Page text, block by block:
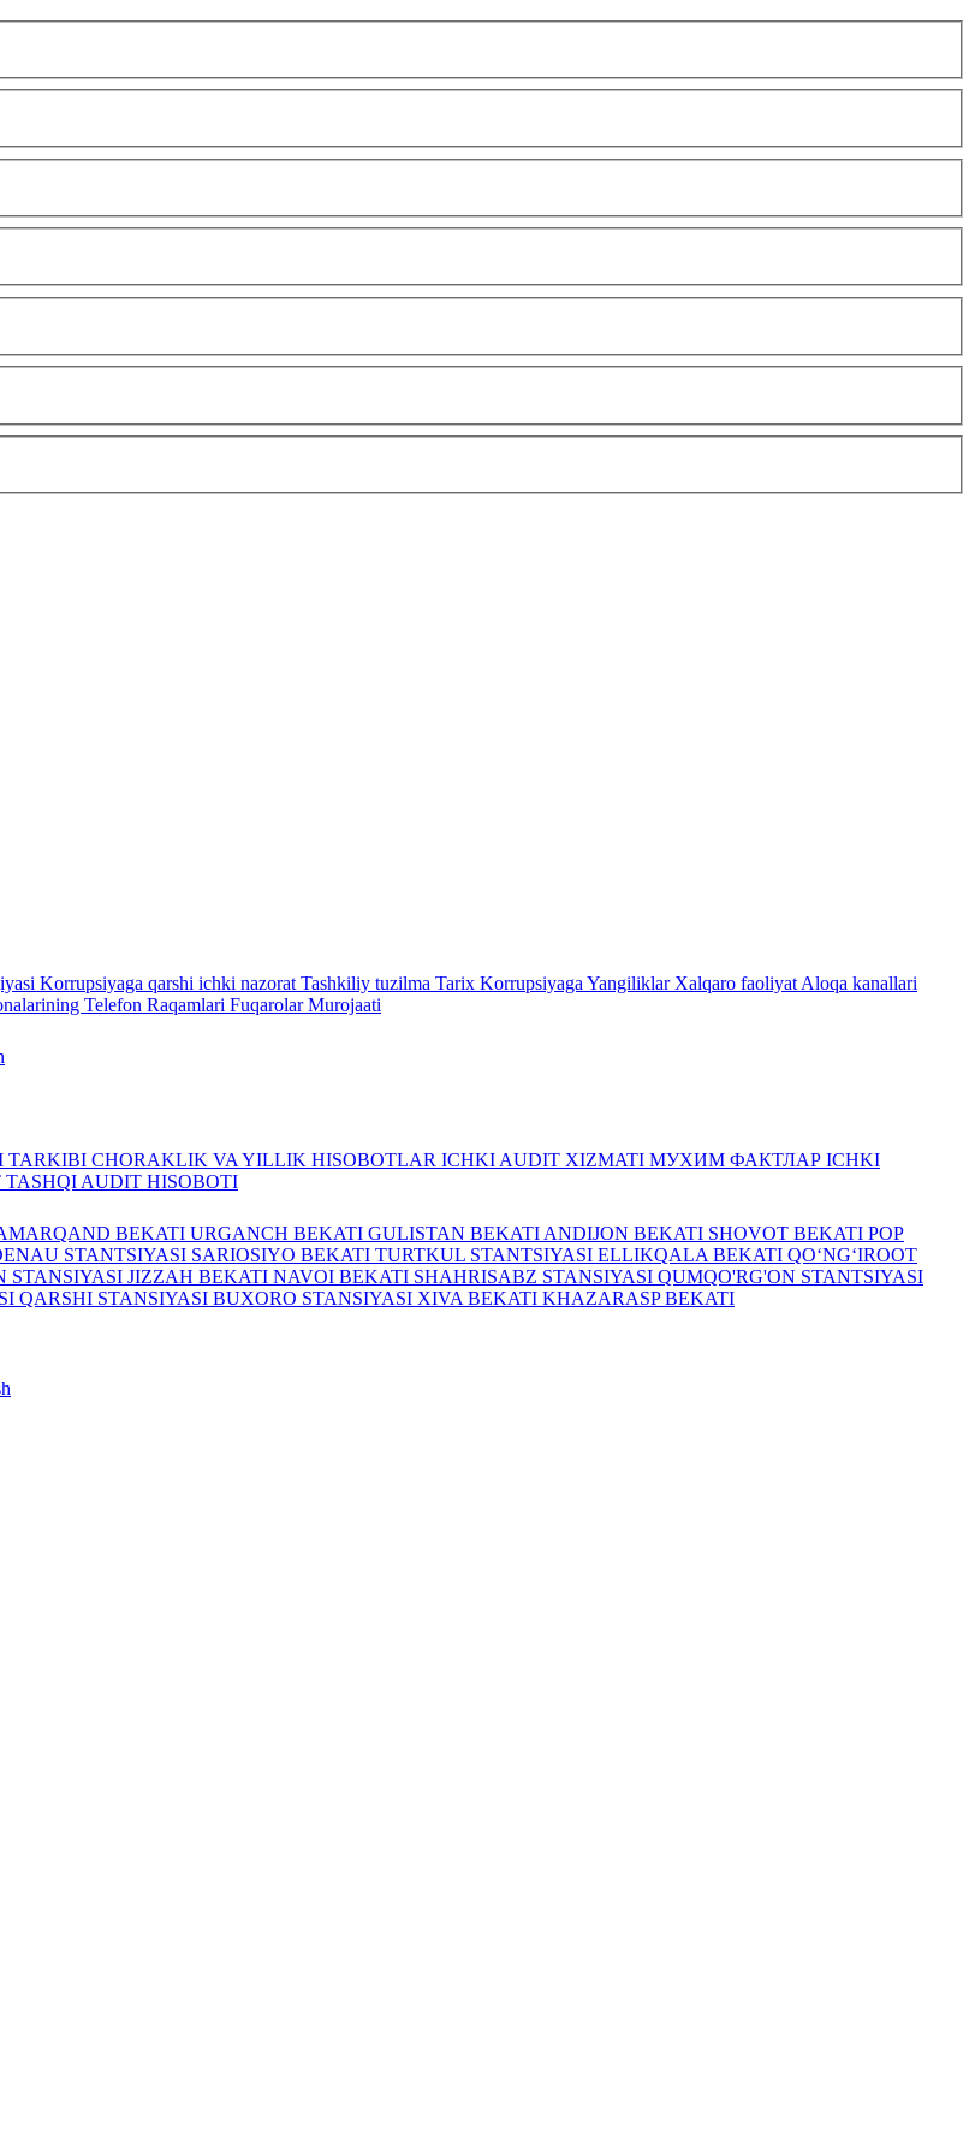
Korrupsiyaga qarshi ichki nazorat Tashkiliy tuzilma Tarix Korrupsiyaga Yangiliklar Xalqaro faoliyat Aloqa kanallari
Telefon Raqamlari Fuqarolar Murojaati
TARKIBI CHORAKLIK VA YILLIK HISOBOTLAR ICHKI AUDIT XIZMATI МУХИМ ФАКТЛАР ICHKI
TASHQI AUDIT HISOBOTI
BEKATI URGANCH BEKATI GULISTAN BEKATI ANDIJON BEKATI SHOVOT BEKATI POP
STANTSIYASI SARIOSIYO BEKATI TURTKUL STANTSIYASI ELLIKQALA BEKATI QO‘NG‘IROOT
STANSIYASI JIZZAH BEKATI NAVOI BEKATI SHAHRISABZ STANSIYASI QUMQO'RG'ON STANTSIYASI
QARSHI STANSIYASI BUXORO STANSIYASI XIVA BEKATI KHAZARASP BEKATI